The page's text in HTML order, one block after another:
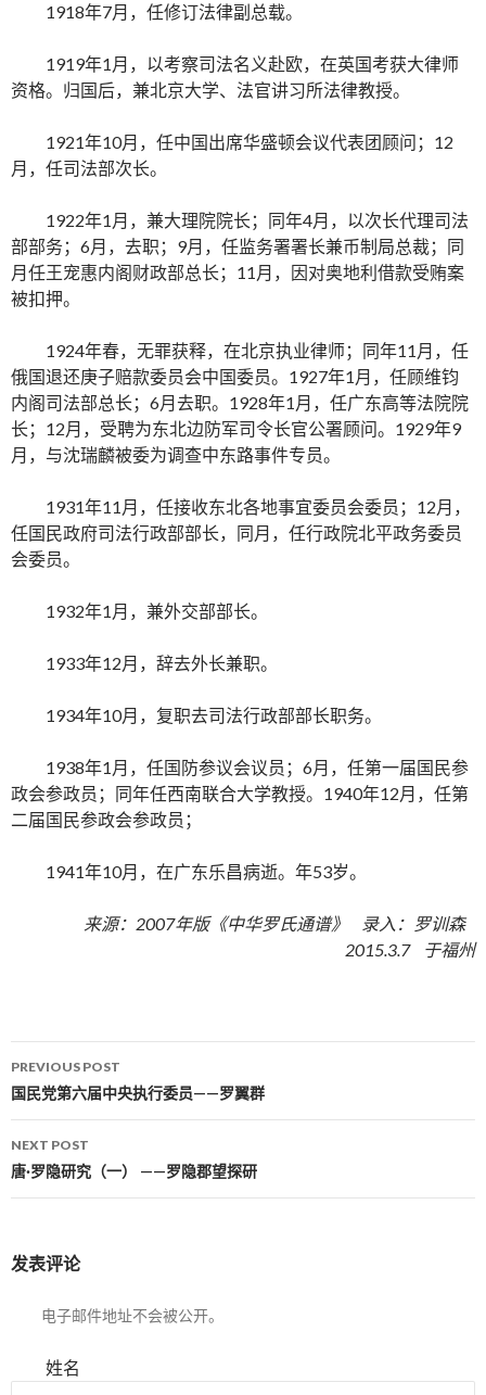
1918年7月，任修订法律副总载。
1919年1月，以考察司法名义赴欧，在英国考获大律师
资格。归国后，兼北京大学、法官讲习所法律教授。
1921年10月，任中国出席华盛顿会议代表团顾问；12
月，任司法部次长。
1922年1月，兼大理院院长；同年4月，以次长代理司法
部部务；6月，去职；9月，任监务署署长兼币制局总裁；同
月任王宠惠内阁财政部总长；11月，因对奥地利借款受贿案
被扣押。
1924年春，无罪获释，在北京执业律师；同年11月，任
俄国退还庚子赔款委员会中国委员。1927年1月，任顾维钧
内阁司法部总长；6月去职。1928年1月，任广东高等法院院
长；12月，受聘为东北边防军司令长官公署顾问。1929年9
月，与沈瑞麟被委为调查中东路事件专员。
1931年11月，任接收东北各地事宜委员会委员；12月，
任国民政府司法行政部部长，同月，任行政院北平政务委员
会委员。
1932年1月，兼外交部部长。
1933年12月，辞去外长兼职。
1934年10月，复职去司法行政部部长职务。
1938年1月，任国防参议会议员；6月，任第一届国民参
政会参政员；同年任西南联合大学教授。1940年12月，任第
二届国民参政会参政员；
1941年10月，在广东乐昌病逝。年53岁。
来源：2007年版《中华罗氏通谱》 录入：罗训森
2015.3.7 于福州
Post navigation
PREVIOUS POST
国民党第六届中央执行委员——罗翼群
NEXT POST
唐·罗隐研究（一） ——罗隐郡望探研
发表评论
电子邮件地址不会被公开。
姓名